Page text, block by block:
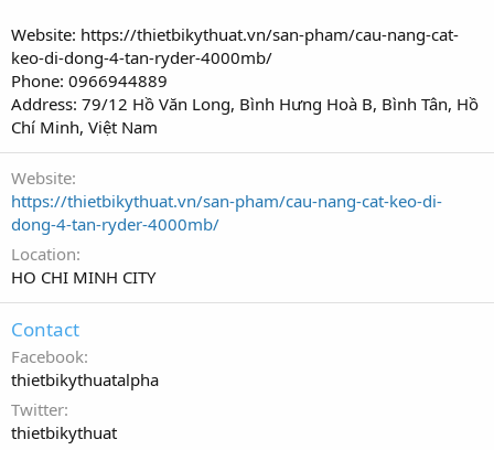
Website: https://thietbikythuat.vn/san-pham/cau-nang-cat-
keo-di-dong-4-tan-ryder-4000mb/
Phone: 0966944889
Address: 79/12 Hồ Văn Long, Bình Hưng Hoà B, Bình Tân, Hồ
Chí Minh, Việt Nam
Website
https://thietbikythuat.vn/san-pham/cau-nang-cat-keo-di-
dong-4-tan-ryder-4000mb/
Location
HO CHI MINH CITY
Contact
Facebook
thietbikythuatalpha
Twitter
thietbikythuat